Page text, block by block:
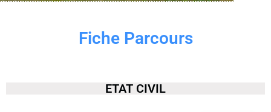
Fiche Parcours
ETAT CIVIL